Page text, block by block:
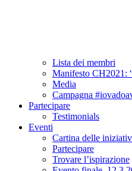
Lista dei membri
Manifesto CH2021:
Media
Campagna
Partecipare
Testimonials
Eventi
Cartina delle
Partecipare
Trovare l’ispirazione